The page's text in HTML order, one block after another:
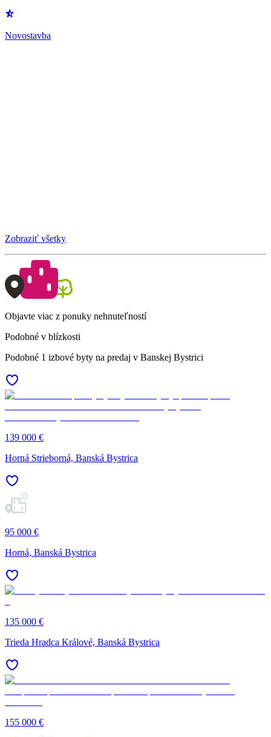
Novostavba
Zobraziť všetky
Objavte viac z ponuky nehnuteľností
Podobné v blízkosti
Podobné 1 izbové byty na predaj v Banskej Bystrici
139 000 €
Horná Strieborná, Banská Bystrica
95 000 €
Horná, Banská Bystrica
135 000 €
Trieda Hradca Králové, Banská Bystrica
155 000 €